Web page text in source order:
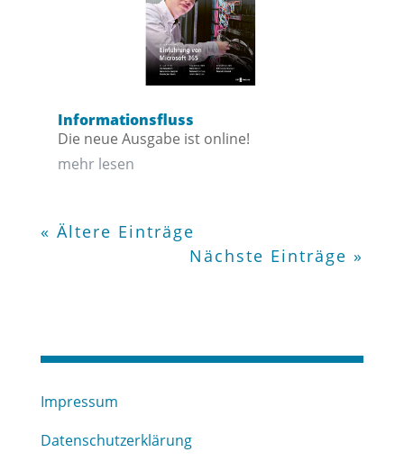
Informationsfluss
Die neue Ausgabe ist online!
mehr lesen
« Ältere Einträge
Nächste Einträge »
Impressum
Datenschutzerklärung